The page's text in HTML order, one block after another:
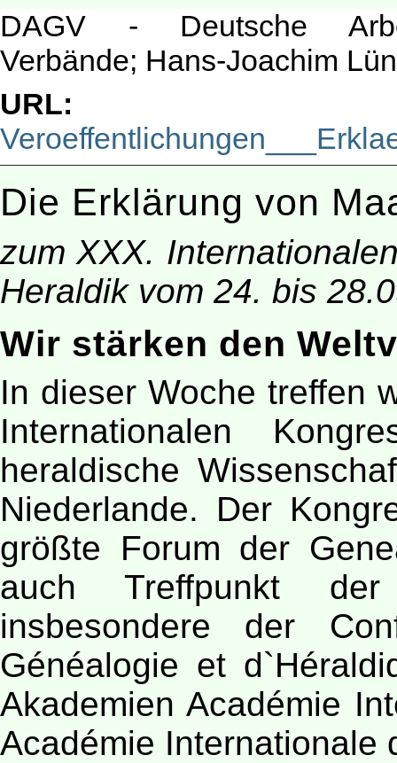
DAGV - Deutsche
Verbände; Hans-Joachim
URL:
Die Erklärung von
zum XXX.
Heraldik vom 24. bis
Wir stärken den
In dieser Woche treffen
Internationalen
heraldische
Niederlande. Der
größte Forum der
auch Treffpunkt der
insbesondere der
Généalogie et
Akademien Académie
Académie Internationale